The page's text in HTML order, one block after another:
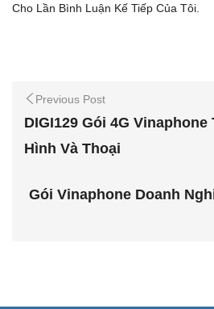
Cho Lần Bình Luận Kế Tiếp Của Tôi.
Previous Post
DIGI129 Gói 4G
Hình Và Thoại
Gói Vinaphone Doanh